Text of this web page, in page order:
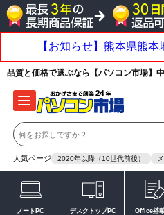
品質と価格で選ぶなら【パソコン市場】
人気ページ 2020年以降（10世代前後）
ノートPC デスクトップPC Office搭